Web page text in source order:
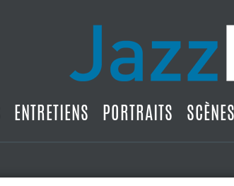
ENTRETIENS PORTRAITS SCÈNES